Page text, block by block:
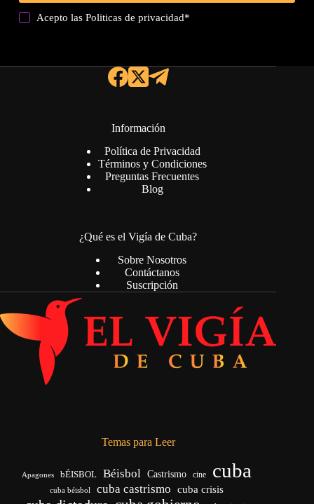
Acepto lasPoliticas de privacidad*
Información
Política de Privacidad
Términos y Condiciones
Preguntas Frecuentes
Blog
¿Qué es el Vigía de Cuba?
Sobre Nosotros
Contáctanos
Suscripción
Temas para Leer
Apagones bÉISBOL Béisbol Castrismo cine cuba
cuba béisbol cuba castrismo cuba crisis